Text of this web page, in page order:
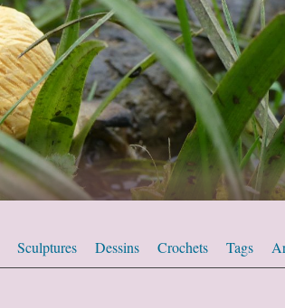
Sculptures Dessins Crochets Tags